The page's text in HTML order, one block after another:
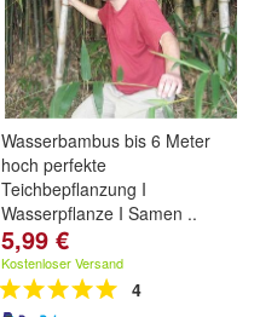
Wasserbambus bis 6 Meter
hoch perfekte
Teichbepflanzung I
Wasserpflanze I Samen ..
5,99 €
Kostenloser Versand
4